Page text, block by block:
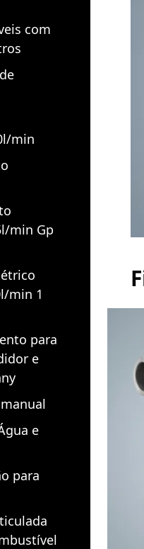
com
min
min Gp
min 1
para
e
e
para